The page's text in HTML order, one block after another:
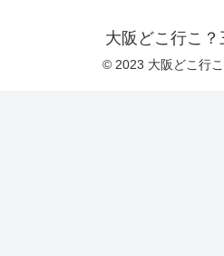
大阪どこ行こ
© 2023 大阪どこ行